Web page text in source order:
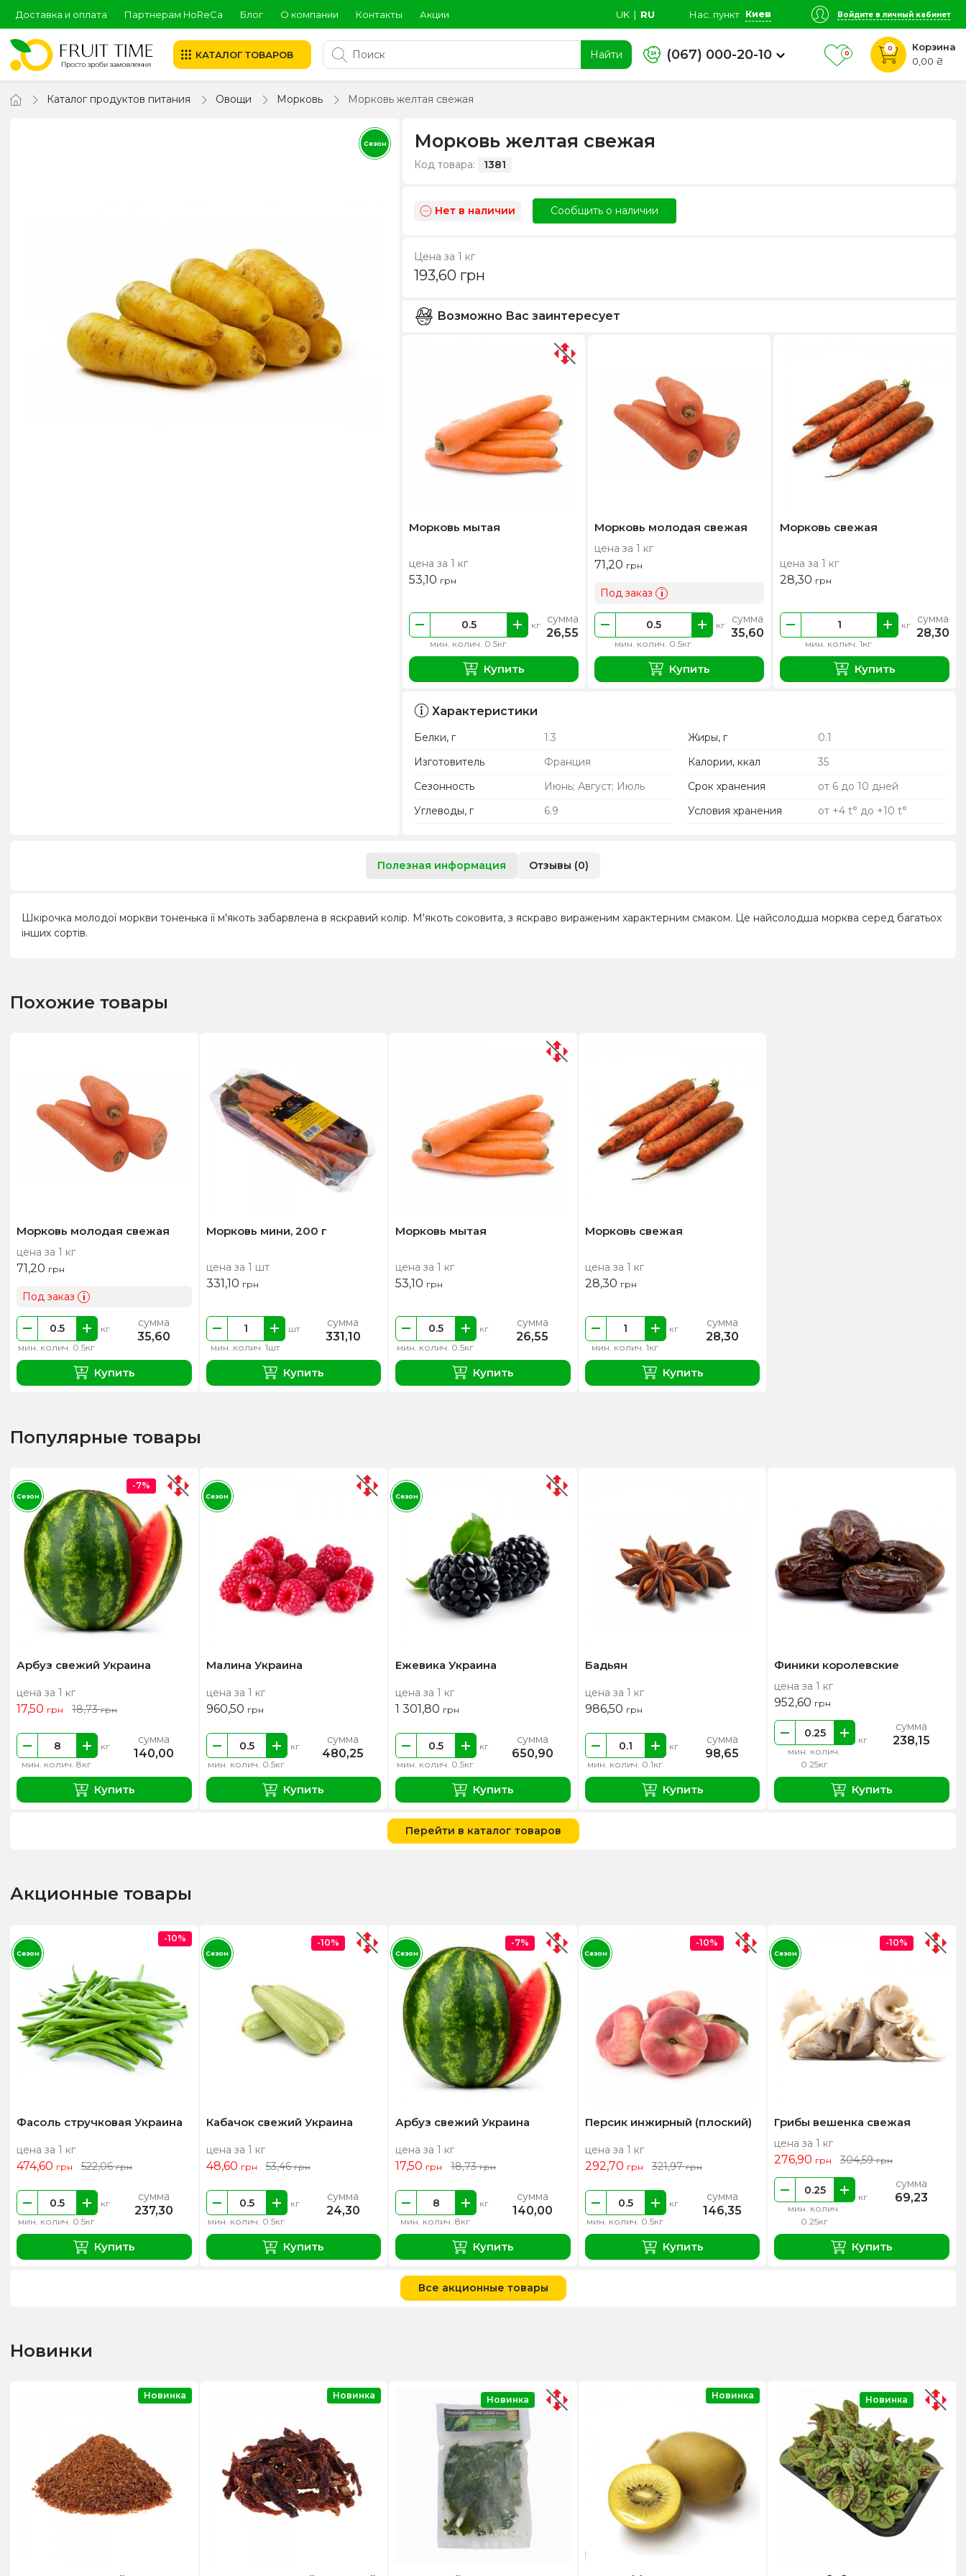
Доставка и оплата Партнерам HoReCa Блог О компании Контакты Акции UK ∣ RU Нас. пункт Киев Войдите в личный кабинет
КАТАЛОГ ТОВАРОВ Найти (067) 000-20-10 0
0
Корзина
0,00 ₴
Каталог продуктов питания Овощи Морковь Морковь желтая свежая
Сезон Морковь желтая свежая
Код товара: 1381
Нет в наличии Сообщить о наличии
Цена за 1 кг
193,60 грн
Возможно Вас заинтересует
Морковь мытая
цена за 1 кг
53,10 грн
мин. колич. 0.5кг
кг сумма
26,55
Купить
Морковь молодая свежая
цена за 1 кг
71,20 грн
Под заказ i
мин. колич. 0.5кг
кг сумма
35,60
Купить
Морковь свежая
цена за 1 кг
28,30 грн
мин. колич. 1кг
кг сумма
28,30
Купить
Характеристики
Белки, г 1.3 Жиры, г
0.1
Изготовитель
Франция Калории, ккал
35
Сезонность
Июнь; Август; Июль Срок хранения
от 6 до 10 дней
Углеводы, г
6.9 Условия хранения от +4 t° до +10 t°
Полезная информация Отзывы (0)
Шкірочка молодої моркви тоненька її м'якоть забарвлена в яскравий колір. М'якоть соковита, з яскраво вираженим характерним смаком. Це найсолодша морква серед багатьох
інших сортів.
Похожие товары
Морковь молодая свежая
цена за 1 кг
71,20 грн
Под заказ i
мин. колич. 0.5кг
кг сумма
35,60
Купить
Морковь мини, 200 г
цена за 1 шт
331,10 грн
мин. колич. 1шт
шт сумма
331,10
Купить
Морковь мытая
цена за 1 кг
53,10 грн
мин. колич. 0.5кг
кг сумма
26,55
Купить
Морковь свежая
цена за 1 кг
28,30 грн
мин. колич. 1кг
кг сумма
28,30
Купить
Популярные товары
Арбуз свежий Украина
цена за 1 кг
17,50 грн 18,73грн
мин. колич. 8кг
кг сумма
140,00
Купить
-7%
Сезон
Малина Украина
цена за 1 кг
960,50 грн
мин. колич. 0.5кг
кг сумма
480,25
Купить
Сезон
Ежевика Украина
цена за 1 кг
1 301,80 грн
мин. колич. 0.5кг
кг сумма
650,90
Купить
Сезон
Бадьян
цена за 1 кг
986,50 грн
мин. колич. 0.1кг
кг сумма
98,65
Купить
Финики королевские
цена за 1 кг
952,60 грн
мин. колич.
0.25кг
кг
сумма
238,15
Купить
Перейти в каталог товаров
Акционные товары
Фасоль стручковая Украина
цена за 1 кг
474,60 грн 522,06грн
мин. колич. 0.5кг
кг сумма
237,30
Купить
-10%
Сезон
Кабачок свежий Украина
цена за 1 кг
48,60 грн 53,46грн
мин. колич. 0.5кг
кг сумма
24,30
Купить
-10%
Сезон
Арбуз свежий Украина
цена за 1 кг
17,50 грн 18,73грн
мин. колич. 8кг
кг сумма
140,00
Купить
-7%
Сезон
Персик инжирный (плоский)
цена за 1 кг
292,70 грн 321,97грн
мин. колич. 0.5кг
кг сумма
146,35
Купить
-10%
Сезон
Грибы вешенка свежая
цена за 1 кг
276,90 грн 304,59грн
мин. колич.
0.25кг
кг
сумма
69,23
Купить
-10%
Сезон
Все акционные товары
Новинки
Новинка Новинка Новинка Новинка Новинка